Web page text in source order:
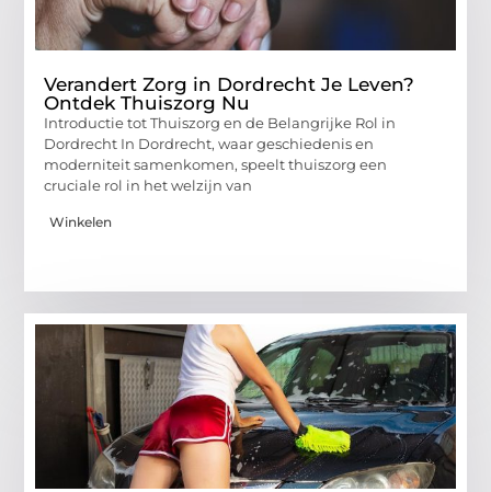
Verandert Zorg in Dordrecht Je Leven?
Ontdek Thuiszorg Nu
Introductie tot Thuiszorg en de Belangrijke Rol in
Dordrecht In Dordrecht, waar geschiedenis en
moderniteit samenkomen, speelt thuiszorg een
cruciale rol in het welzijn van
Winkelen